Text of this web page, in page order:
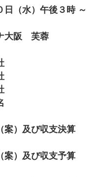
（水）午後３時 ～
大阪 芙蓉
案）及び収支決算
案）及び収支予算